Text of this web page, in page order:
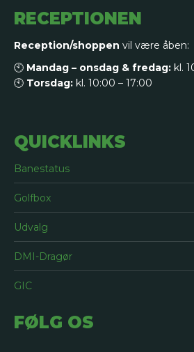
RECEPTIONEN
Reception/shoppen vil være åben:
🕙 Mandag – onsdag & fredag: kl.
🕙 Torsdag: kl. 10:00 – 17:00
QUICKLINKS
Banestatus
Golfbox
Udvalg
DMI-Dragør
GIC
FØLG OS